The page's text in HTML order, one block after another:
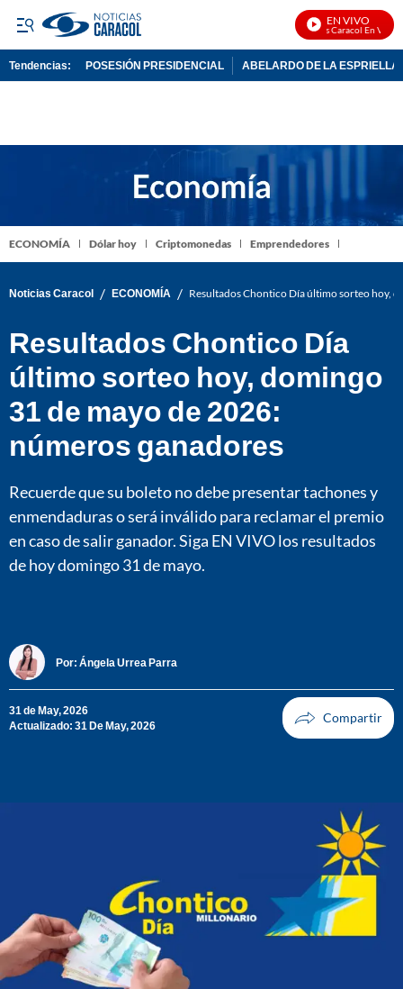
EN VIVO
Noticias Caracol En Vivo
Tendencias: POSESIÓN PRESIDENCIAL ABELARDO DE LA ESPRIELLA
ECONOMÍA Dólar hoy Criptomonedas Emprendedores
Noticias Caracol / ECONOMÍA / Resultados Chontico Día último sorteo hoy,
Resultados Chontico Día
último sorteo hoy, domingo
31 de mayo de 2026:
números ganadores
Recuerde que su boleto no debe presentar tachones y
enmendaduras o será inválido para reclamar el premio
en caso de salir ganador. Siga EN VIVO los resultados
de hoy domingo 31 de mayo.
Por: Ángela Urrea Parra
31 de May, 2026
Actualizado: 31 De May, 2026